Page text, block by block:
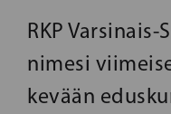
RKP
nimesi
kevään